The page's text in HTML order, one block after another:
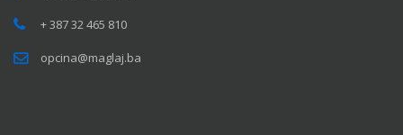
+ 387 32 465 810
opcina@maglaj.ba